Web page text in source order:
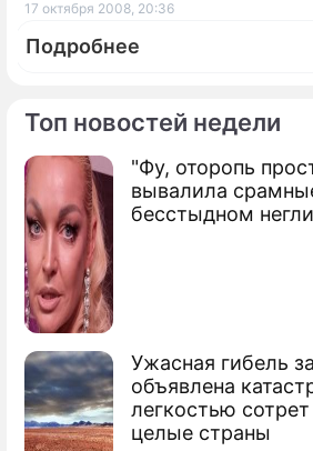
Топ новостей недели
"Фу, оторопь
вывалила
бесстыдном
Ужасная гибель
объявлена
легкостью
целые страны
17 октября 2008, 20:36
Подробнее
По теме
Ющенко заметает
Пираты похвастались
женами